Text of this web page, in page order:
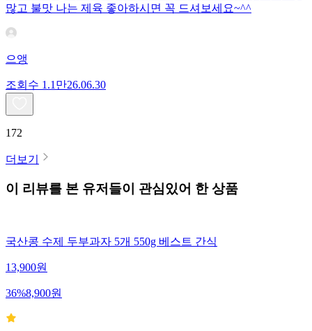
많고 불맛 나는 제육 좋아하시면 꼭 드셔보세요~^^
으앵
조회수 1.1만26.06.30
172
더보기
이 리뷰를 본 유저들이 관심있어 한 상품
국산콩 수제 두부과자 5개 550g 베스트 간식
13,900원
36%8,900원